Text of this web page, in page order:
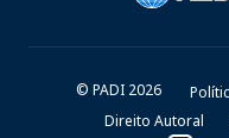
© PADI 2026
Direito Autoral